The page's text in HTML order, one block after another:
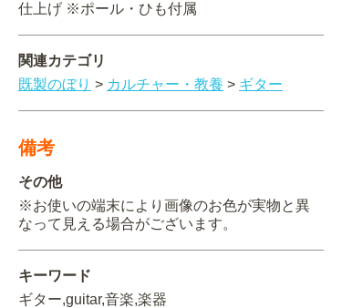
仕上げ ※ポール・ひも付属
関連カテゴリ
既製のぼり > カルチャー・教養 > ギター
備考
その他
※お使いの端末により画像のお色が実物と異
なって見える場合がございます。
キーワード
ギター,guitar,音楽,楽器